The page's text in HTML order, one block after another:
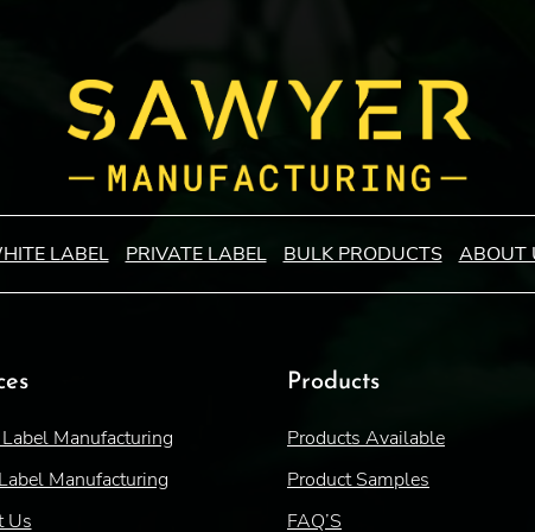
LABEL PRIVATE LABEL BULK PRODUCTS ABOUT
Manufacturing
Manufacturing
Us
Products
Products Available
Product Samples
FAQ’S